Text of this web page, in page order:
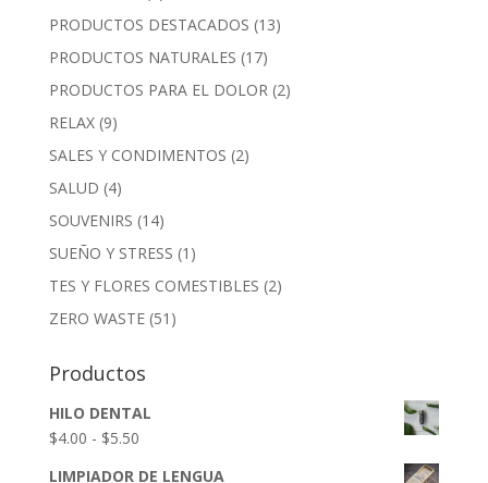
PRODUCTOS DESTACADOS (13)
PRODUCTOS NATURALES (17)
PRODUCTOS PARA EL DOLOR (2)
RELAX (9)
SALES Y CONDIMENTOS (2)
SALUD (4)
SOUVENIRS (14)
SUEÑO Y STRESS (1)
TES Y FLORES COMESTIBLES (2)
ZERO WASTE (51)
Productos
HILO DENTAL
$4.00 - $5.50Rango
LIMPIADOR DE LENGUA